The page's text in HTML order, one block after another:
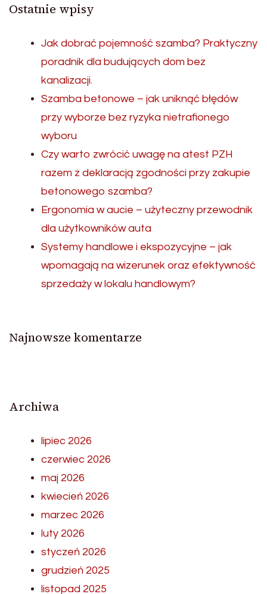
Ostatnie wpisy
Jak dobrać pojemność szamba? Praktyczny
poradnik dla budujących dom bez
kanalizacji.
Szamba betonowe – jak uniknąć błędów
przy wyborze bez ryzyka nietrafionego
wyboru
Czy warto zwrócić uwagę na atest PZH
razem z deklaracją zgodności przy zakupie
betonowego szamba?
Ergonomia w aucie – użyteczny przewodnik
dla użytkowników auta
Systemy handlowe i ekspozycyjne – jak
wpomagają na wizerunek oraz efektywność
sprzedaży w lokalu handlowym?
Najnowsze komentarze
Archiwa
lipiec 2026
czerwiec 2026
maj 2026
kwiecień 2026
marzec 2026
luty 2026
styczeń 2026
grudzień 2025
listopad 2025